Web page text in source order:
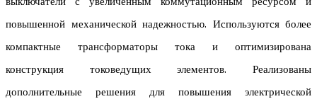
повышенной механической надежностью. Используются более
компактные трансформаторы тока и оптимизирована
конструкция токоведущих элементов. Реализованы
дополнительные решения для повышения электрической